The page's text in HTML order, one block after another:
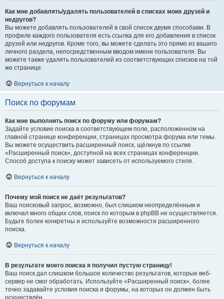
Как мне добавлять/удалять пользователей в списках моих друзей и
недругов?
Вы можете добавлять пользователей в свой список двумя способами. В
профиле каждого пользователя есть ссылка для его добавления в список
друзей или недругов. Кроме того, вы можете сделать это прямо из вашего
личного раздела, непосредственным вводом имени пользователя. Вы
можете также удалять пользователей из соответствующих списков на той
же странице.
Вернуться к началу
Поиск по форумам
Как мне выполнить поиск по форуму или форумам?
Задайте условие поиска в соответствующем поле, расположенном на
главной странице конференции, страницах просмотра форума или темы.
Вы можете осуществить расширенный поиск, щёлкнув по ссылке
«Расширенный поиск», доступной на всех страницах конференции.
Способ доступа к поиску может зависеть от используемого стиля.
Вернуться к началу
Почему мой поиск не даёт результатов?
Ваш поисковый запрос, возможно, был слишком неопределённым и
включал много общих слов, поиск по которым в phpBB не осуществляется.
Будьте более конкретны и используйте возможности расширенного
поиска.
Вернуться к началу
В результате моего поиска я получил пустую страницу!
Ваш поиск дал слишком большое количество результатов, которые веб-
сервер не смог обработать. Используйте «Расширенный поиск», более
точно задавайте условия поиска и форумы, на которых он должен быть
осуществлён.